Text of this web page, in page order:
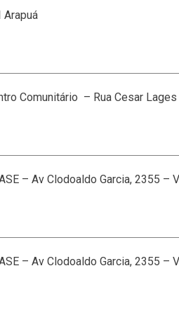
Arapuá
Comunitário – Rua Cesar
– Av Clodoaldo Garcia, 2355 –
– Av Clodoaldo Garcia, 2355 –